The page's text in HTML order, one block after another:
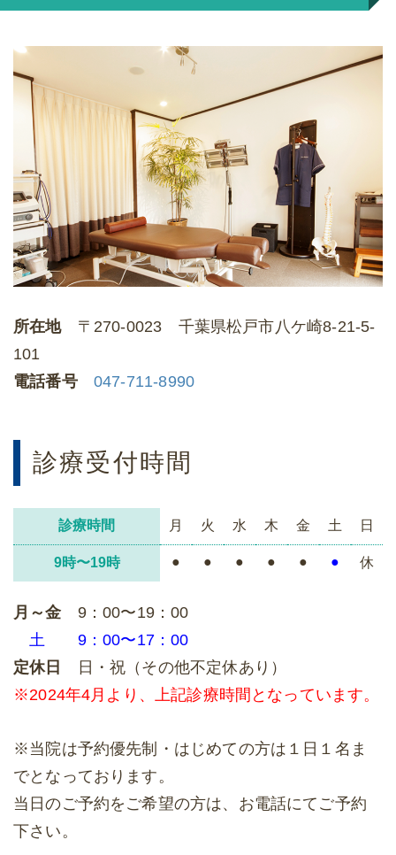
所在地 〒270-0023 千葉県松戸市八ケ崎8‐21‐5-
101
電話番号 047-711-8990
診療受付時間
診療時間 月 火 水 木 金 土 日
9時〜19時 ● ● ● ● ● ● 休
月～金 9：00〜19：00
土 9：00〜17：00
定休日
日・祝（その他不定休あり）
※2024年4月より、上記診療時間となっています。
※当院は予約優先制・はじめての方は１日１名ま
でとなっております。
当日のご予約をご希望の方は、お電話にてご予約
下さい。